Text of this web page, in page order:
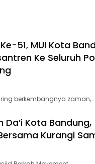
51, MUI Kota
Ke Seluruh
berkembangnya zaman,…
Kota Bandung,
Kurangi